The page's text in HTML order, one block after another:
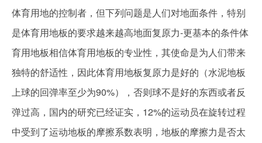
体育用地的控制者，但下列问题是人们对地面条件，特别
是体育用地板的要求越来越高地面复原力-更基本的条件体
育用地板相信体育用地板的专业性，其使命是为人们带来
独特的舒适性，因此体育用地板复原力是好的（水泥地板
上球的回弹率至少为90%），否则球不是好的东西或者反
弹过高，国内的研究已经证实，12%的运动员在旋转过程
中受到了运动地板的摩擦系数表明，地板的摩擦力是否太